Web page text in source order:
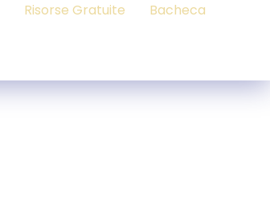
Risorse Gratuite Bacheca